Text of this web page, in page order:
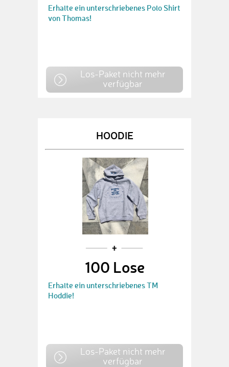
Erhalte ein unterschriebenes Polo Shirt
von Thomas!
Los-Paket nicht mehr
verfügbar
HOODIE
100 Lose
Erhalte ein unterschriebenes TM
Hoddie!
Los-Paket nicht mehr
verfügbar